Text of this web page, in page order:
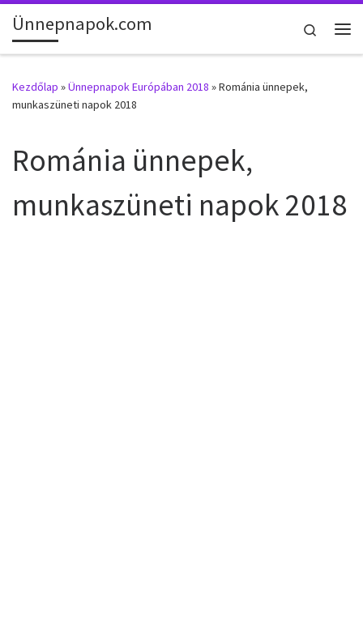
Skip to content
Ünnepnapok.com
Search
Kezdőlap »Ünnepnapok Európában 2018 »Románia ünnepek,
munkaszüneti napok 2018
Románia ünnepek,
munkaszüneti napok 2018